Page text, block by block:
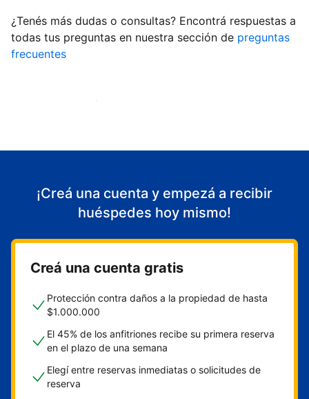
¿Tenés más dudas o consultas? Encontrá respuestas a
todas tus preguntas en nuestra sección de preguntas
frecuentes
Empezá a recibir huéspedes
¡Creá una cuenta y empezá a recibir
huéspedes hoy mismo!
Creá una cuenta gratis
Protección contra daños a la propiedad de hasta
$1.000.000
El 45% de los anfitriones recibe su primera reserva
en el plazo de una semana
Elegí entre reservas inmediatas o solicitudes de
reserva